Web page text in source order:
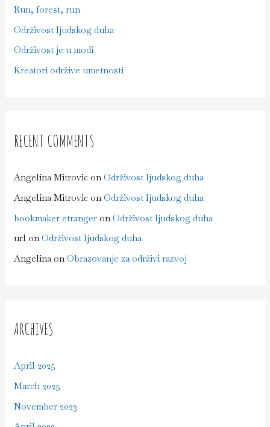
r
:
Run, forest, run
Održivost ljudskog duha
Održivost je u modi
Kreatori održive umetnosti
RECENT COMMENTS
Angelina Mitrovic onOdrživost ljudskog duha
Angelina Mitrovic onOdrživost ljudskog duha
bookmaker etranger onOdrživost ljudskog duha
url onOdrživost ljudskog duha
AngelinaonObrazovanje za održivi razvoj
ARCHIVES
April 2025
March 2025
November 2023